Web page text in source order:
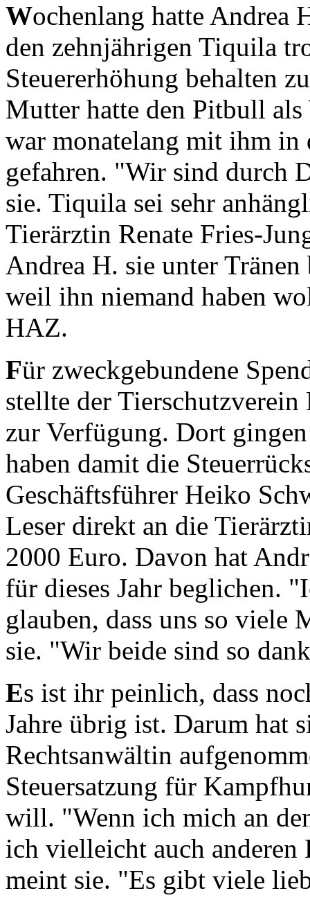
Wochenlang hatte Andrea
den zehnjährigen Tiquila
Steuererhöhung behalten
Mutter hatte den Pitbull
war monatelang mit ihm in
gefahren. "Wir sind durch
sie. Tiquila sei sehr
Tierärztin Renate Fries-
Andrea H. sie unter
weil ihn niemand haben
HAZ.
Für zweckgebundene
stellte der
zur Verfügung. Dort
haben damit die
Geschäftsführer Heiko
Leser direkt an die
2000 Euro. Davon hat
für dieses Jahr beglichen.
glauben, dass uns so viele
sie. "Wir beide sind so
Es ist ihr peinlich, dass
Jahre übrig ist. Darum hat
Rechtsanwältin
Steuersatzung für
will. "Wenn ich mich an
ich vielleicht auch anderen
meint sie. "Es gibt viele